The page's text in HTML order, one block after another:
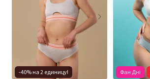
-40% на 2 единицу! Фан Дні